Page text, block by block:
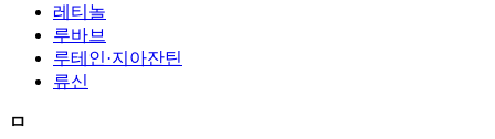
레티놀
루바브
루테인·지아잔틴
류신
ㅁ